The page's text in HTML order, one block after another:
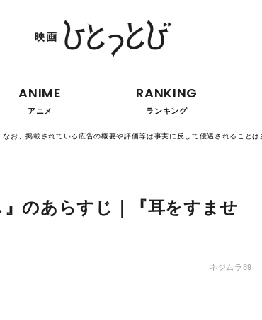
ANIME
アニメ
RANKING
ランキング
お、掲載されている広告の概要や評価等は事実に反して優遇されることは
』のあらすじ｜『耳をすませ
ネジムラ89